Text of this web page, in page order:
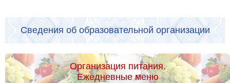
Сведения об образовательной организации
Организация питания.
Ежедневные меню